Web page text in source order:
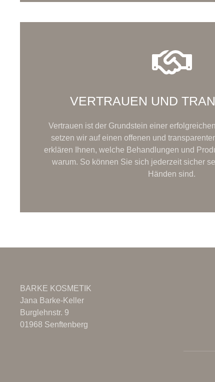
VERTRAUEN UND
Vertrauen ist der Grundstein einer
setzen wir auf einen offenen und
erklären Ihnen, welche Behandlungen und
warum. So können Sie sich jederzeit sicher
Händen sind.
BARKE KOSMETIK
Jana Barke-Keller
Burglehnstr. 9
01968 Senftenberg